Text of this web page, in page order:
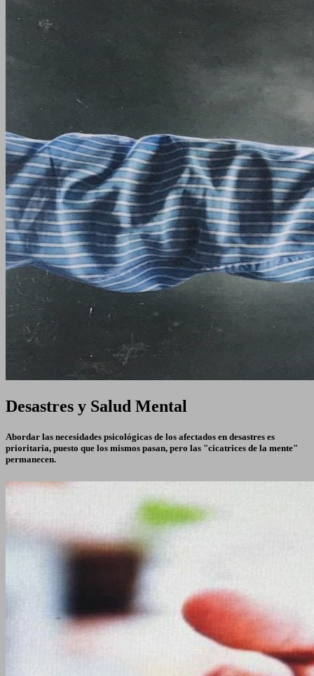
Desastres y Salud Mental
Abordar las necesidades psicológicas de los afectados en desastres es
prioritaria, puesto que los mismos pasan, pero las "cicatrices de la mente"
permanecen.